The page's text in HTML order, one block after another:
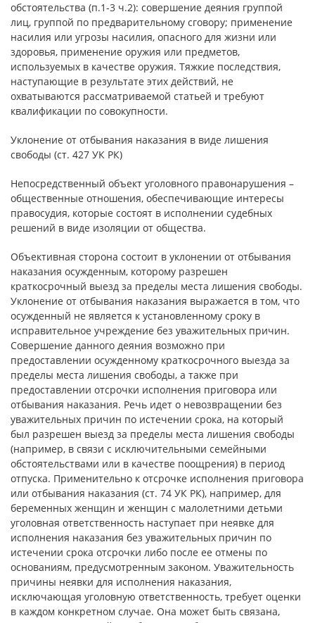
обстоятельства (п.1-3 ч.2): совершение деяния группой
лиц, группой по предварительному сговору; применение
насилия или угрозы насилия, опасного для жизни или
здоровья, применение оружия или предметов,
используемых в качестве оружия. Тяжкие последствия,
наступающие в результате этих действий, не
охватываются рассматриваемой статьей и требуют
квалификации по совокупности.
Уклонение от отбывания наказания в виде лишения
свободы (ст. 427 УК РК)
Непосредственный объект уголовного правонарушения –
общественные отношения, обеспечивающие интересы
правосудия, которые состоят в исполнении судебных
решений в виде изоляции от общества.
Объективная сторона состоит в уклонении от отбывания
наказания осужденным, которому разрешен
краткосрочный выезд за пределы места лишения свободы.
Уклонение от отбывания наказания выражается в том, что
осужденный не является к установленному сроку в
исправительное учреждение без уважительных причин.
Совершение данного деяния возможно при
предоставлении осужденному краткосрочного выезда за
пределы места лишения свободы, а также при
предоставлении отсрочки исполнения приговора или
отбывания наказания. Речь идет о невозвращении без
уважительных причин по истечении срока, на который
был разрешен выезд за пределы места лишения свободы
(например, в связи с исключительными семейными
обстоятельствами или в качестве поощрения) в период
отпуска. Применительно к отсрочке исполнения приговора
или отбывания наказания (ст. 74 УК РК), например, для
беременных женщин и женщин с малолетними детьми
уголовная ответственность наступает при неявке для
исполнения наказания без уважительных причин по
истечении срока отсрочки либо после ее отмены по
основаниям, предусмотренным законом. Уважительность
причины неявки для исполнения наказания,
исключающая уголовную ответственность, требует оценки
в каждом конкретном случае. Она может быть связана,